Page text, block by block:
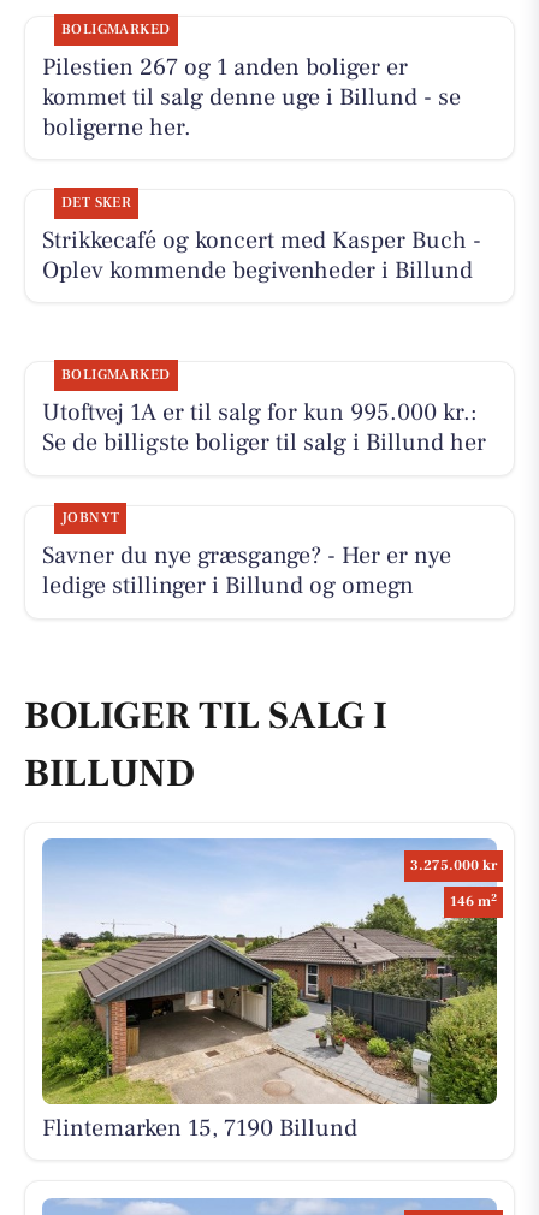
BOLIGMARKED
Pilestien 267 og 1 anden boliger er
kommet til salg denne uge i Billund - se
boligerne her.
DET SKER
Strikkecafé og koncert med Kasper Buch -
Oplev kommende begivenheder i Billund
BOLIGMARKED
Utoftvej 1A er til salg for kun 995.000 kr.:
Se de billigste boliger til salg i Billund her
JOBNYT
Savner du nye græsgange? - Her er nye
ledige stillinger i Billund og omegn
BOLIGER TIL SALG I
BILLUND
3.275.000 kr
146 m2
Flintemarken 15, 7190 Billund